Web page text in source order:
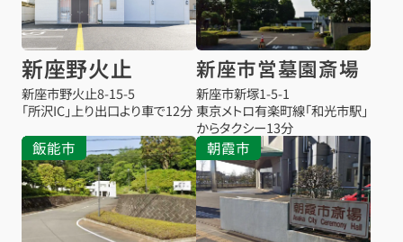
新座野火止
新座市野火止8-15-5
「所沢IC」上り出口より車で12分
新座市営墓園斎場
新座市新塚1-5-1
東京メトロ有楽町線「和光市駅」
からタクシー13分
飯能市 朝霞市